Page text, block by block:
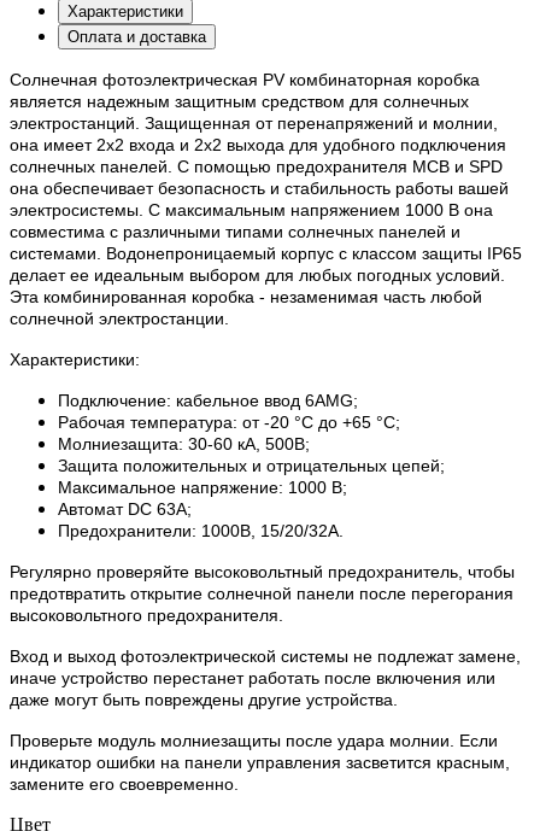
Характеристики
Оплата и доставка
Солнечная фотоэлектрическая PV комбинаторная коробка
является надежным защитным средством для солнечных
электростанций. Защищенная от перенапряжений и молнии,
она имеет 2х2 входа и 2х2 выхода для удобного подключения
солнечных панелей. С помощью предохранителя MCB и SPD
она обеспечивает безопасность и стабильность работы вашей
электросистемы. С максимальным напряжением 1000 В она
совместима с различными типами солнечных панелей и
системами. Водонепроницаемый корпус с классом защиты IP65
делает ее идеальным выбором для любых погодных условий.
Эта комбинированная коробка - незаменимая часть любой
солнечной электростанции.
Характеристики:
Подключение: кабельное ввод 6AMG;
Рабочая температура: от -20 °C до +65 °C;
Молниезащита: 30-60 кА, 500В;
Защита положительных и отрицательных цепей;
Максимальное напряжение: 1000 В;
Автомат DC 63А;
Предохранители: 1000В, 15/20/32А.
Регулярно проверяйте высоковольтный предохранитель, чтобы
предотвратить открытие солнечной панели после перегорания
высоковольтного предохранителя.
Вход и выход фотоэлектрической системы не подлежат замене,
иначе устройство перестанет работать после включения или
даже могут быть повреждены другие устройства.
Проверьте модуль молниезащиты после удара молнии. Если
индикатор ошибки на панели управления засветится красным,
замените его своевременно.
Цвет